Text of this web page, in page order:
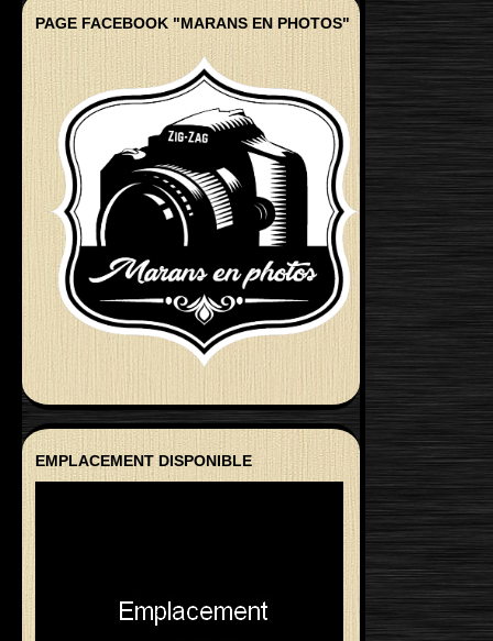
PAGE FACEBOOK "MARANS EN PHOTOS"
EMPLACEMENT DISPONIBLE